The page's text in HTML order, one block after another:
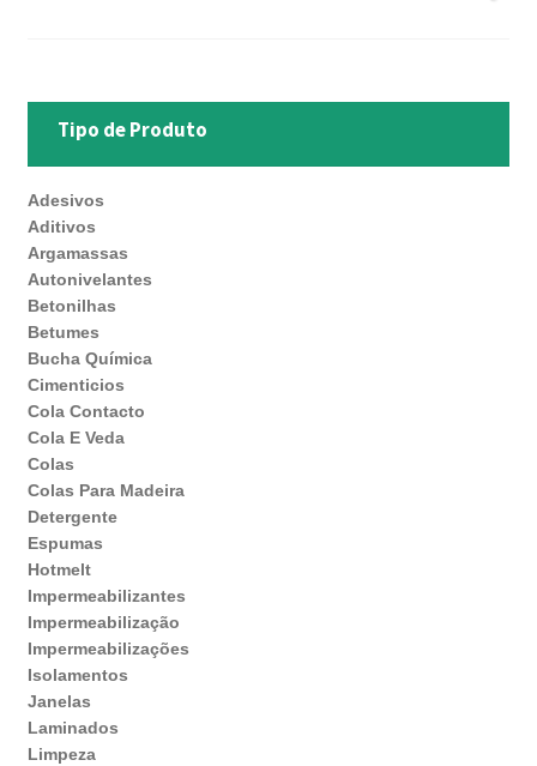
Tipo de Produto
Adesivos
Aditivos
Argamassas
Autonivelantes
Betonilhas
Betumes
Bucha Química
Cimenticios
Cola Contacto
Cola E Veda
Colas
Colas Para Madeira
Detergente
Espumas
Hotmelt
Impermeabilizantes
Impermeabilização
Impermeabilizações
Isolamentos
Janelas
Laminados
Limpeza